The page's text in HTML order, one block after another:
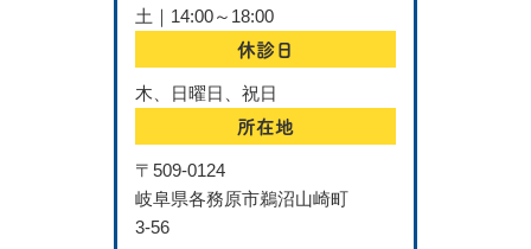
土｜14:00～18:00
休診日
木、日曜日、祝日
所在地
〒509-0124
岐阜県各務原市鵜沼山崎町
3-56